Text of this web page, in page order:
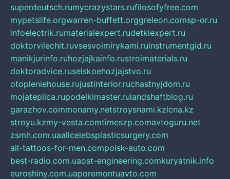
superdeutsch.rumycrazystars.rufilosofyfree.com
mypetslife.orgwarren-buffett.orggreleon.comsp-or.ru
infoelectrik.rumaterialexpert.rudetkiexpert.ru
doktorvilechit.ruvsesvoimirykami.ruinstrumentgid.ru
manikjurinfo.ruhozjajkainfo.rustroimaterials.ru
doktoradvice.ruselskoehozjajstvo.ru
otopleniehouse.rujustinterior.ruchastnyjdom.ru
mojateplica.rupodelkimaster.rulandshaftblog.ru
garazhov.commonamy.netstroysnami.kzlcna.kz
stroyu.kzmy-vesta.comtimeszp.comavtoguru.net
zsmh.com.uaallcelebsplasticsurgery.com
all-tattoos-for-men.compoisk-auto.com
best-radio.com.uaost-engineering.comkuryatnik.info
euroshiny.com.uaporemontuavto.com